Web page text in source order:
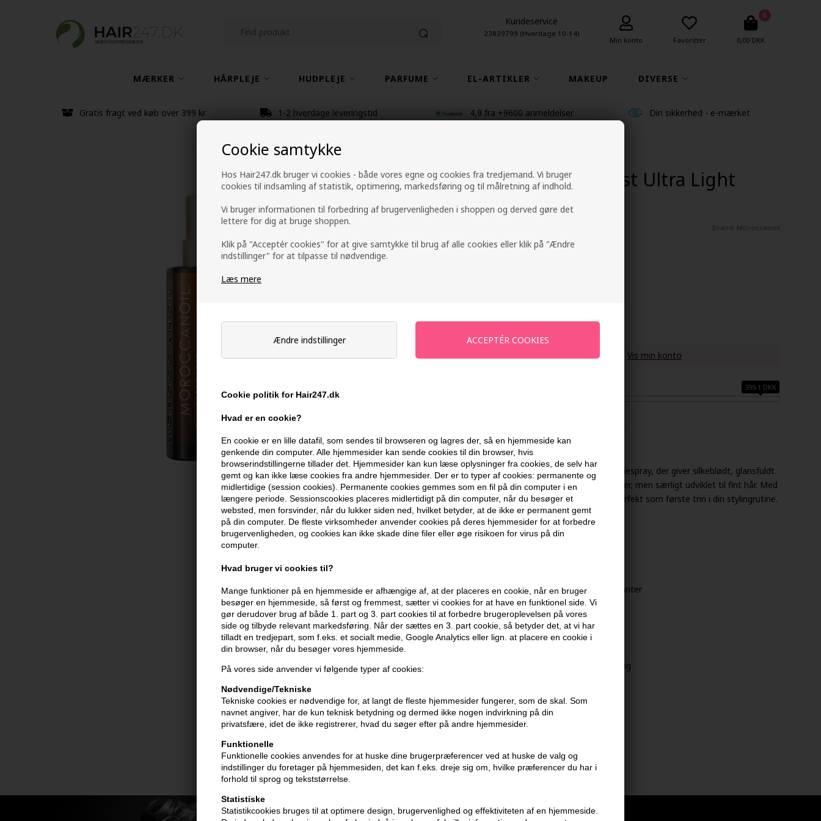
Cookie samtykke
Hos Hair247.dk bruger vi cookies - både vores egne og cookies fra tredjemand. Vi bruger
cookies til indsamling af statistik, optimering, markedsføring og til målretning af indhold.
Vi bruger informationen til forbedring af brugervenligheden i shoppen og derved gøre det
lettere for dig at bruge shoppen.
Klik på "Acceptér cookies" for at give samtykke til brug af alle cookies eller klik på "Ændre
indstillinger" for at tilpasse til nødvendige.
Læs mere
Ændre indstillinger
Cookie politik for Hair247.dk
Hvad er en cookie?
En cookie er en lille datafil, som sendes til browseren og lagres der, så en hjemmeside kan
genkende din computer. Alle hjemmesider kan sende cookies til din browser, hvis
browserindstillingerne tillader det. Hjemmesider kan kun læse oplysninger fra cookies, de selv har
gemt og kan ikke læse cookies fra andre hjemmesider. Der er to typer af cookies: permanente og
midlertidige (session cookies). Permanente cookies gemmes som en fil på din computer i en
længere periode. Sessionscookies placeres midlertidigt på din computer, når du besøger et
websted, men forsvinder, når du lukker siden ned, hvilket betyder, at de ikke er permanent gemt
på din computer. De fleste virksomheder anvender cookies på deres hjemmesider for at forbedre
brugervenligheden, og cookies kan ikke skade dine filer eller øge risikoen for virus på din
computer.
Hvad bruger vi cookies til?
Mange funktioner på en hjemmeside er afhængige af, at der placeres en cookie, når en bruger
besøger en hjemmeside, så først og fremmest, sætter vi cookies for at have en funktionel side. Vi
gør derudover brug af både 1. part og 3. part cookies til at forbedre brugeroplevelsen på vores
side og tilbyde relevant markedsføring. Når der sættes en 3. part cookie, så betyder det, at vi har
tilladt en tredjepart, som f.eks. et socialt medie, Google Analytics eller lign. at placere en cookie i
din browser, når du besøger vores hjemmeside.
På vores side anvender vi følgende typer af cookies:
Nødvendige/Tekniske
Tekniske cookies er nødvendige for, at langt de fleste hjemmesider fungerer, som de skal. Som
navnet angiver, har de kun teknisk betydning og dermed ikke nogen indvirkning på din
privatsfære, idet de ikke registrerer, hvad du søger efter på andre hjemmesider.
Funktionelle
Funktionelle cookies anvendes for at huske dine brugerpræferencer ved at huske de valg og
indstillinger du foretager på hjemmesiden, det kan f.eks. dreje sig om, hvilke præferencer du har i
forhold til sprog og tekststørrelse.
Statistiske
Statistikcookies bruges til at optimere design, brugervenlighed og effektiviteten af en hjemmeside.
Kundeservice
23839799 (Hverdage 10-14)
Min konto Favoritter
0
0,00 DKK
MÆRKER HÅRPLEJE HUDPLEJE PARFUME EL-ARTIKLER MAKEUP DIVERSE
Gratis fragt ved køb over 399 kr 1-2 hverdage leveringstid 4,9 fra +9600 anmeldelser Din sikkerhed - e-mærket
Moroccanoil Treatment Mist Ultra Light
100ml
Brand: Moroccanoil
389,00DKK
På lager
Du får til dit næste køb når du køber denne vare - Vis min konto
399.1 DKK
Moroccanoil Treatment Mist Ultra Light er en ultralet håroliespray, der giver silkeblødt, glansfuldt
og medgørligt hår uden at tynge. Den er ideel til alle hårtyper, men særligt udviklet til fint hår. Med
sin tørre formel og indbyggede varmebeskyttelse er den perfekt som første trin i din stylingrutine.
Egenskaber
- Indeholder nærende arganolie med E-vitamin og antioxidanter
- Udglatter krus og tæmmer flyaways
- Varmebeskyttende og plejende
Anvendelse
- Spray i fugtigt hår i længder og spidser som base før styling
- Brug ved behov for at opfriske stylingen
Moroccanoil